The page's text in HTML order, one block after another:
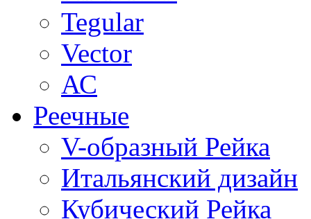
Tegular
Vector
АС
Реечные
V-образный Рейка
Итальянский дизайн
Кубический Рейка